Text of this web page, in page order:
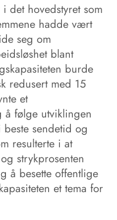
det hovedstyret som
hadde vært
seg om
blant
burde
redusert med 15
et
å følge utviklingen
sendetid og
resulterte i at
strykprosenten
å besette offentlige
et tema for